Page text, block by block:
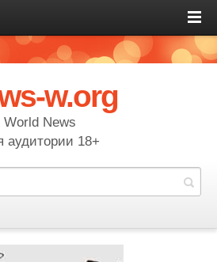
w.org
World News
аудитории 18+